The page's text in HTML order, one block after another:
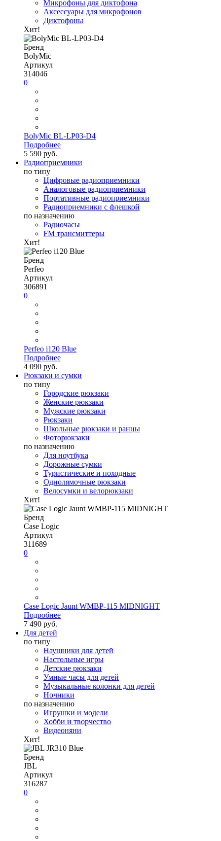
Микрофоны для диктофона
Аксессуары для микрофонов
Диктофоны
Хит!
Бренд
BolyMic
Артикул
314046
0
BolyMic BL-LP03-D4
Подробнее
5 590 руб.
Радиоприемники
по типу
Цифровые радиоприемники
Аналоговые радиоприемники
Портативные радиоприемники
Радиоприемники с флешкой
по назначению
Радиочасы
FM трансмиттеры
Хит!
Бренд
Perfeo
Артикул
306891
0
Perfeo i120 Blue
Подробнее
4 090 руб.
Рюкзаки и сумки
по типу
Городские рюкзаки
Женские рюкзаки
Мужские рюкзаки
Рюкзаки
Школьные рюкзаки и ранцы
Фоторюкзаки
по назначению
Для ноутбука
Дорожные сумки
Туристические и походные
Однолямочные рюкзаки
Велосумки и велорюкзаки
Хит!
Бренд
Case Logic
Артикул
311689
0
Case Logic Jaunt WMBP-115 MIDNIGHT
Подробнее
7 490 руб.
Для детей
по типу
Наушники для детей
Настольные игры
Детские рюкзаки
Умные часы для детей
Музыкальные колонки для детей
Ночники
по назначению
Игрушки и модели
Хобби и творчество
Видеоняни
Хит!
Бренд
JBL
Артикул
316287
0